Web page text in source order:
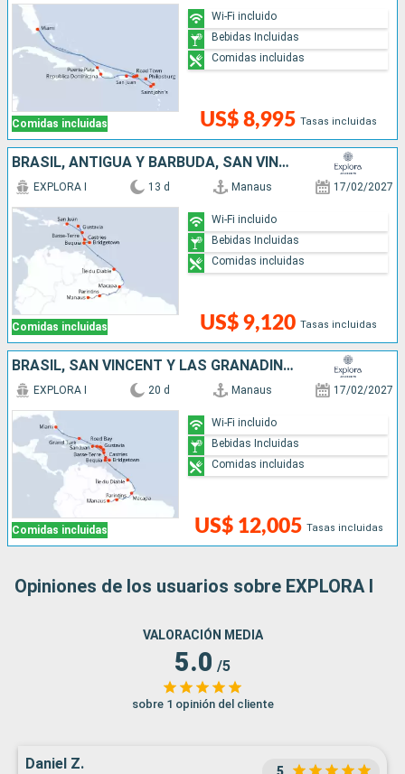
Comidas incluidas US$ 8,995 Tasas incluidas
Wi-Fi incluido
Bebidas Incluidas
Comidas incluidas
BRASIL, ANTIGUA Y BARBUDA, SAN VINCENT Y LAS GRANADINAS, BARBADOS, SANTA LUCIA, FRANCIA, PUERTO RICO
Comidas incluidas
EXPLORA I 13 d Manaus 17/02/2027
US$ 9,120 Tasas incluidas
Wi-Fi incluido
Bebidas Incluidas
Comidas incluidas
BRASIL, SAN VINCENT Y LAS GRANADINAS, BARBADOS, SANTA LUCIA, FRANCIA, PUERTO RICO, ANTIGUA Y BARBUDA, , ESTADOS UNIDOS
Comidas incluidas
EXPLORA I 20 d Manaus 17/02/2027
US$ 12,005 Tasas incluidas
Wi-Fi incluido
Bebidas Incluidas
Comidas incluidas
Opiniones de los usuarios sobre EXPLORA I
VALORACIÓN MEDIA
5.0 /5
sobre 1 opinión del cliente
Daniel Z.